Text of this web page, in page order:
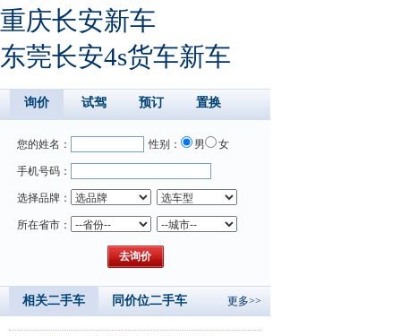
重庆长安新车
东莞长安4s货车新车
询价 试驾 预订 置换
您的姓名： 性别： 男 女
手机号码：
选择品牌：
所在省市：
相关二手车 同价位二手车 更多>>